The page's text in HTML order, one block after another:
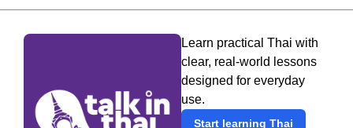
Learn practical Thai with
clear, real-world lessons
designed for everyday
use.
Start learning Thai